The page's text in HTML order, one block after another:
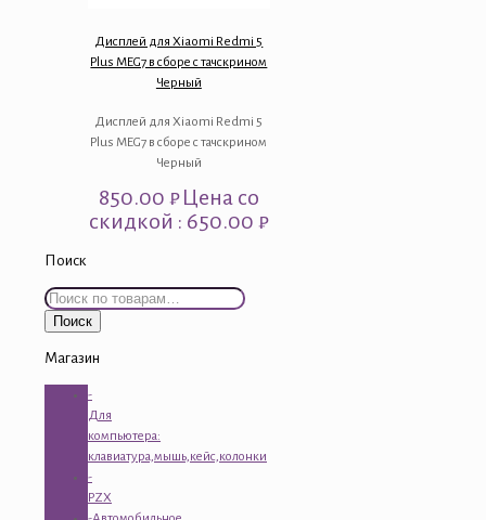
Дисплей для Xiaomi Redmi 5
Plus MEG7 в сборе с тачскрином
Черный
Дисплей для Xiaomi Redmi 5
Plus MEG7 в сборе с тачскрином
Черный
850.00 ₽Цена со
скидкой : 650.00 ₽
Поиск
Искать:
Поиск
Магазин
-
Для
компьютера:
клавиатура,мышь,кейс,колонки
-
PZX